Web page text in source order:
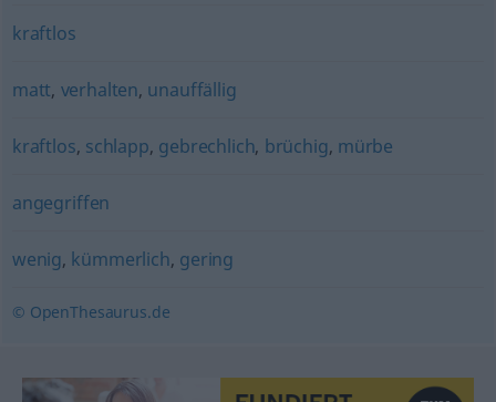
kraftlos
matt, verhalten, unauffällig
kraftlos, schlapp, gebrechlich, brüchig, mürbe
angegriffen
wenig, kümmerlich, gering
© OpenThesaurus.de